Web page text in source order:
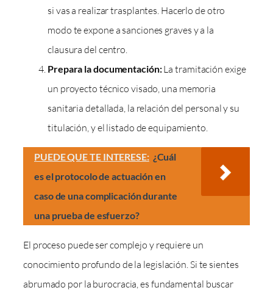
si vas a realizar trasplantes. Hacerlo de otro
modo te expone a sanciones graves y a la
clausura del centro.
Prepara la documentación:La tramitación exige
un proyecto técnico visado, una memoria
sanitaria detallada, la relación del personal y su
titulación, y el listado de equipamiento.
PUEDE QUE TE INTERESE: ¿Cuál
es el protocolo de actuación en
caso de una complicación durante
una prueba de esfuerzo?
El proceso puede ser complejo y requiere un
conocimiento profundo de la legislación. Si te sientes
abrumado por la burocracia, es fundamental buscar